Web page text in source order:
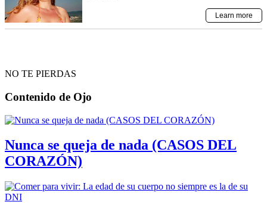
NO TE PIERDAS
Contenido de Ojo
Nunca se queja de nada (CASOS DEL
CORAZÓN)